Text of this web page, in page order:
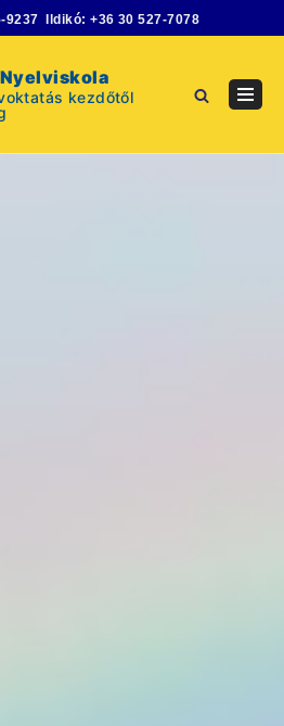
9237 Ildikó:+36 30 527-7078
Nyelviskola
kezdőtől